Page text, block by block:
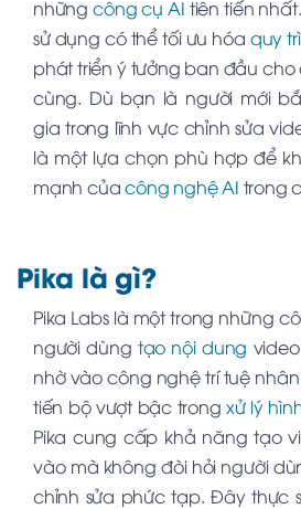
nhữngcông cụ AI tiên tiến
sử dụng có thể tối ưu hóa quy
phát triển ý tưởng ban đầu
cùng. Dù bạn là người mới
gia trong lĩnh vực chỉnh sửa
là một lựa chọn phù hợp để
mạnh củacông nghệ AI trong
Pika là gì?
Pika Labs là một trong những
người dùng tạo nội dung
nhờ vào công nghệ trí tuệ
tiến bộ vượt bậc trongxử lý
Pika cung cấp khả năng tạo
vào mà không đòi hỏi người
chỉnh sửa phức tạp. Đây thực